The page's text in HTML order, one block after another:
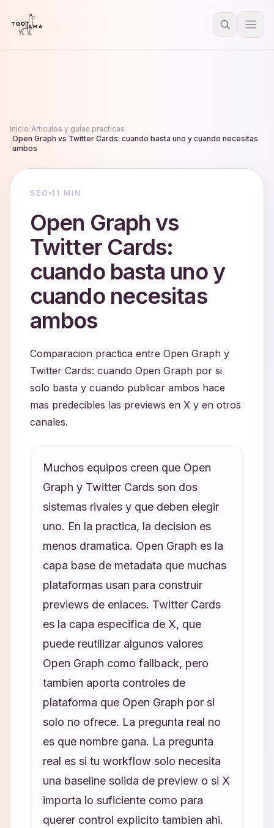
Inicio Articulos y guias practicas
Open Graph vs Twitter Cards: cuando basta uno y cuando necesitas
ambos
SEO 11 MIN
Open Graph vs
Twitter Cards:
cuando basta uno y
cuando necesitas
ambos
Comparacion practica entre Open Graph y
Twitter Cards: cuando Open Graph por si
solo basta y cuando publicar ambos hace
mas predecibles las previews en X y en otros
canales.
Muchos equipos creen que Open
Graph y Twitter Cards son dos
sistemas rivales y que deben elegir
uno. En la practica, la decision es
menos dramatica. Open Graph es la
capa base de metadata que muchas
plataformas usan para construir
previews de enlaces. Twitter Cards
es la capa especifica de X, que
puede reutilizar algunos valores
Open Graph como fallback, pero
tambien aporta controles de
plataforma que Open Graph por si
solo no ofrece. La pregunta real no
es que nombre gana. La pregunta
real es si tu workflow solo necesita
una baseline solida de preview o si X
importa lo suficiente como para
querer control explicito tambien ahi.